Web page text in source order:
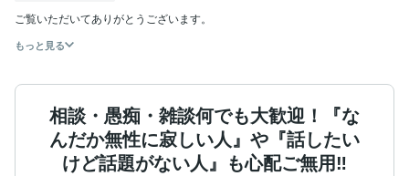
もっと見る
相談・愚痴・雑談何でも大歓迎！『な
んだか無性に寂しい人』や『話したい
けど話題がない人』も心配ご無用‼